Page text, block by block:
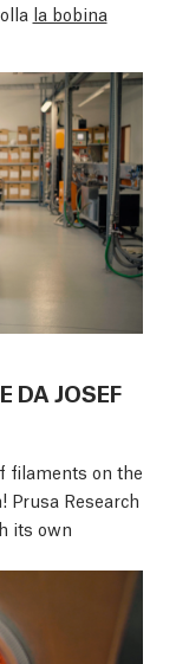
la bobina
DA JOSEF
filaments on the
Prusa Research
its own